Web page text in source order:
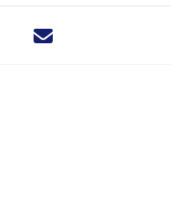
Deel dit nieuwsbericht via X -
Deel dit nieuwsbericht via
Deel dit nieuwsbericht
Deel dit